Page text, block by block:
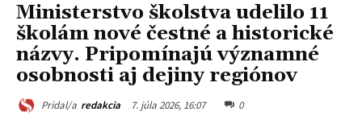
Ministerstvo školstva udelilo 11
školám nové čestné a historické
názvy. Pripomínajú významné
osobnosti aj dejiny regiónov
Pridal/a redakcia 7. júla 2026, 16:07 0